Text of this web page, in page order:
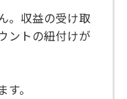
。収益の受け取
ントの紐付けが
。